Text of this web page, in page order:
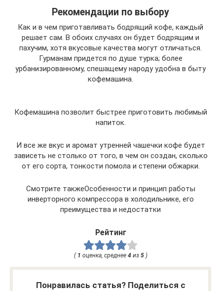
Рекомендации по выбору
Как и в чем приготавливать бодрящий кофе, каждый
решает сам. В обоих случаях он будет бодрящим и
пахучим, хотя вкусовые качества могут отличаться.
Гурманам придется по душе турка; более
урбанизированному, спешащему народу удобна в быту
кофемашина.
Кофемашина позволит быстрее приготовить любимый
напиток.
И все же вкус и аромат утренней чашечки кофе будет
зависеть не столько от того, в чем он создан, сколько
от его сорта, тонкости помола и степени обжарки.
Смотрите такжеОсобенности и принцип работы
инверторного компрессора в холодильнике, его
преимущества и недостатки
Рейтинг
( 1 оценка, среднее 4из 5)
Понравилась статья? Поделиться с